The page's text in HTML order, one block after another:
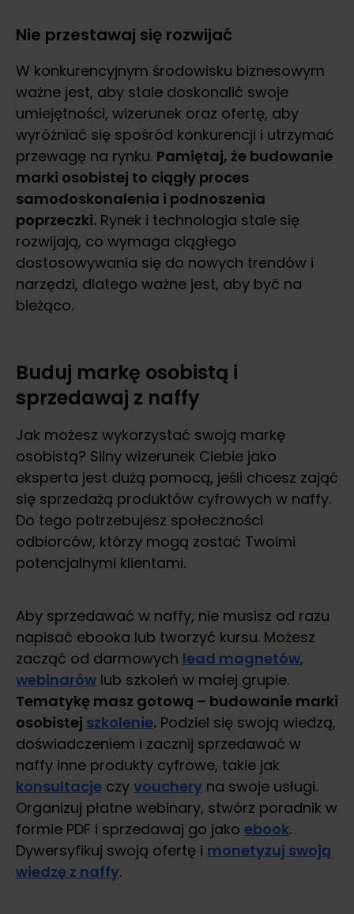
Nie przestawaj się rozwijać
W konkurencyjnym środowisku biznesowym
ważne jest, aby stale doskonalić swoje
umiejętności, wizerunek oraz ofertę, aby
wyróżniać się spośród konkurencji i utrzymać
przewagę na rynku. Pamiętaj, że budowanie
marki osobistej to ciągły proces
samodoskonalenia i podnoszenia
poprzeczki. Rynek i technologia stale się
rozwijają, co wymaga ciągłego
dostosowywania się do nowych trendów i
narzędzi, dlatego ważne jest, aby być na
bieżąco.
Buduj markę osobistą i
sprzedawaj z naffy
Jak możesz wykorzystać swoją markę
osobistą? Silny wizerunek Ciebie jako
eksperta jest dużą pomocą, jeśli chcesz zająć
się sprzedażą produktów cyfrowych w naffy.
Do tego potrzebujesz społeczności
odbiorców, którzy mogą zostać Twoimi
potencjalnymi klientami.
Aby sprzedawać w naffy, nie musisz od razu
napisać ebooka lub tworzyć kursu. Możesz
zacząć od darmowych lead magnetów,
webinarów lub szkoleń w małej grupie.
Tematykę masz gotową – budowanie marki
osobistej szkolenie. Podziel się swoją wiedzą,
doświadczeniem i zacznij sprzedawać w
naffy inne produkty cyfrowe, takie jak
konsultacje czy vouchery na swoje usługi.
Organizuj płatne webinary, stwórz poradnik w
formie PDF i sprzedawaj go jako ebook.
Dywersyfikuj swoją ofertę i monetyzuj swoją
wiedzę z naffy.